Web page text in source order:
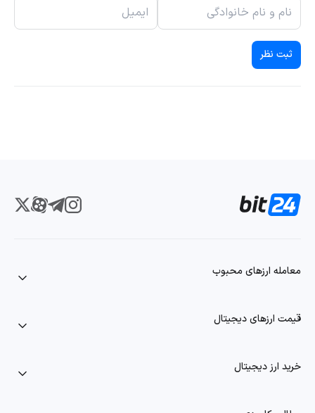
ثبت نظر
معامله ارزهای محبوب
قیمت ارزهای دیجیتال
خرید ارز دیجیتال